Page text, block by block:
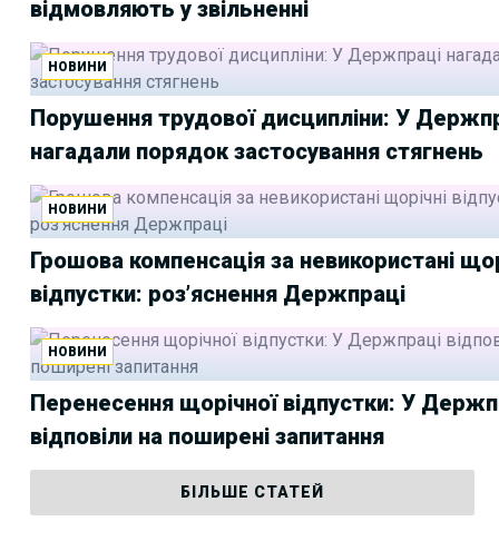
відмовляють у звільненні
НОВИНИ
Порушення трудової дисципліни: У
нагадали порядок застосування стягнень
НОВИНИ
Грошова компенсація за невикористані
відпустки: роз’яснення Держпраці
НОВИНИ
Перенесення щорічної відпустки: У
відповіли на поширені запитання
БІЛЬШЕ СТАТЕЙ